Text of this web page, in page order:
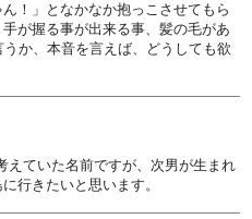
！」となかなか抱っこさせてもら
が握る事が出来る事、髪の毛があ
か、本音を言えば、どうしても欲
えていた名前ですが、次男が生まれ
行きたいと思います。